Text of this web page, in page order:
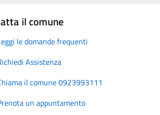
il comune
le domande frequenti
Assistenza
il comune 0923993111
un appuntamento